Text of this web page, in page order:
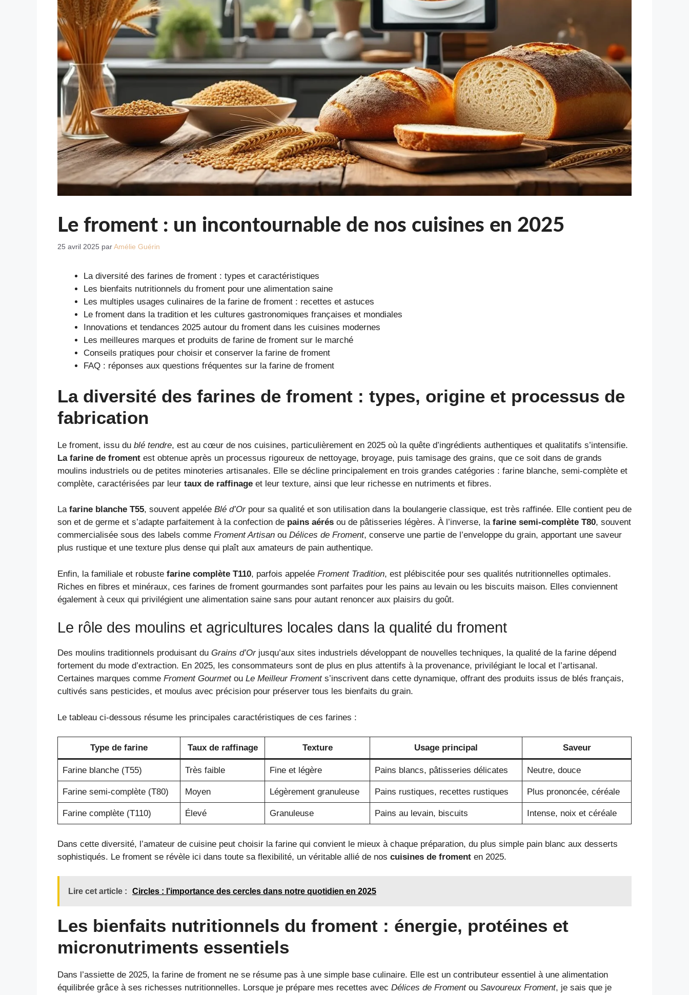
Le froment : un incontournable de nos cuisines en 2025
25 avril 2025 parAmélie Guérin
La diversité des farines de froment : types et caractéristiques
Les bienfaits nutritionnels du froment pour une alimentation saine
Les multiples usages culinaires de la farine de froment : recettes et astuces
Le froment dans la tradition et les cultures gastronomiques françaises et mondiales
Innovations et tendances 2025 autour du froment dans les cuisines modernes
Les meilleures marques et produits de farine de froment sur le marché
Conseils pratiques pour choisir et conserver la farine de froment
FAQ : réponses aux questions fréquentes sur la farine de froment
La diversité des farines de froment : types, origine et processus de
fabrication
Le froment, issu du blé tendre, est au cœur de nos cuisines, particulièrement en 2025 où la quête d’ingrédients authentiques et qualitatifs s’intensifie.
La farine de froment est obtenue après un processus rigoureux de nettoyage, broyage, puis tamisage des grains, que ce soit dans de grands
moulins industriels ou de petites minoteries artisanales. Elle se décline principalement en trois grandes catégories : farine blanche, semi-complète et
complète, caractérisées par leur taux de raffinage et leur texture, ainsi que leur richesse en nutriments et fibres.
La farine blanche T55, souvent appelée Blé d’Orpour sa qualité et son utilisation dans la boulangerie classique, est très raffinée. Elle contient peu de
son et de germe et s’adapte parfaitement à la confection de pains aérés ou de pâtisseries légères. À l’inverse, la farine semi-complète T80, souvent
commercialisée sous des labels comme Froment Artisan ou Délices de Froment, conserve une partie de l’enveloppe du grain, apportant une saveur
plus rustique et une texture plus dense qui plaît aux amateurs de pain authentique.
Enfin, la familiale et robuste farine complète T110, parfois appelée Froment Tradition, est plébiscitée pour ses qualités nutritionnelles optimales.
Riches en fibres et minéraux, ces farines de froment gourmandes sont parfaites pour les pains au levain ou les biscuits maison. Elles conviennent
également à ceux qui privilégient une alimentation saine sans pour autant renoncer aux plaisirs du goût.
Le rôle des moulins et agricultures locales dans la qualité du froment
Des moulins traditionnels produisant du Grains d’Orjusqu’aux sites industriels développant de nouvelles techniques, la qualité de la farine dépend
fortement du mode d’extraction. En 2025, les consommateurs sont de plus en plus attentifs à la provenance, privilégiant le local et l’artisanal.
Certaines marques comme Froment Gourmetou Le Meilleur Froments’inscrivent dans cette dynamique, offrant des produits issus de blés français,
cultivés sans pesticides, et moulus avec précision pour préserver tous les bienfaits du grain.
Le tableau ci-dessous résume les principales caractéristiques de ces farines :
Type de farine Taux de raffinage Texture Usage principal Saveur
Farine blanche (T55) Très faible Fine et légère Pains blancs, pâtisseries délicates Neutre, douce
Farine semi-complète (T80) Moyen Légèrement granuleuse Pains rustiques, recettes rustiques Plus prononcée, céréale
Farine complète (T110) Élevé Granuleuse Pains au levain, biscuits Intense, noix et céréale
Dans cette diversité, l’amateur de cuisine peut choisir la farine qui convient le mieux à chaque préparation, du plus simple pain blanc aux desserts
sophistiqués. Le froment se révèle ici dans toute sa flexibilité, un véritable allié de nos cuisines de froment en 2025.
Lire cet article : Circles : l'importance des cercles dans notre quotidien en 2025
Les bienfaits nutritionnels du froment : énergie, protéines et
micronutriments essentiels
Dans l’assiette de 2025, la farine de froment ne se résume pas à une simple base culinaire. Elle est un contributeur essentiel à une alimentation
équilibrée grâce à ses richesses nutritionnelles. Lorsque je prépare mes recettes avec Délices de Fromentou Savoureux Froment, je sais que je